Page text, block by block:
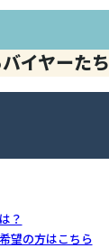
イヤーたち
？
望の方はこちら